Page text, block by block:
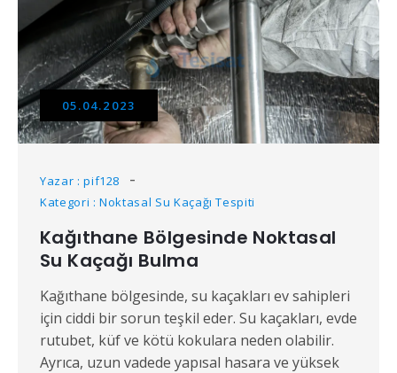
05.04.2023
Yazar : pif128
Kategori : Noktasal Su Kaçağı Tespiti
Kağıthane Bölgesinde Noktasal
Su Kaçağı Bulma
Kağıthane bölgesinde, su kaçakları ev sahipleri
için ciddi bir sorun teşkil eder. Su kaçakları, evde
rutubet, küf ve kötü kokulara neden olabilir.
Ayrıca, uzun vadede yapısal hasara ve yüksek